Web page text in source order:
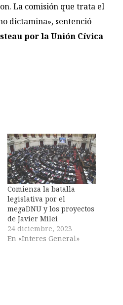
La comisión que trata el
dictamina», sentenció
por la Unión Cívica
Comienza la batalla
legislativa por el
megaDNU y los proyectos
de Javier Milei
24 diciembre, 2023
En «Interes General»